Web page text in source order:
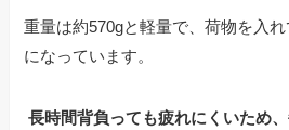
重量は約570gと軽量で、荷物を入
になっています。
長時間背負っても疲れにくいため